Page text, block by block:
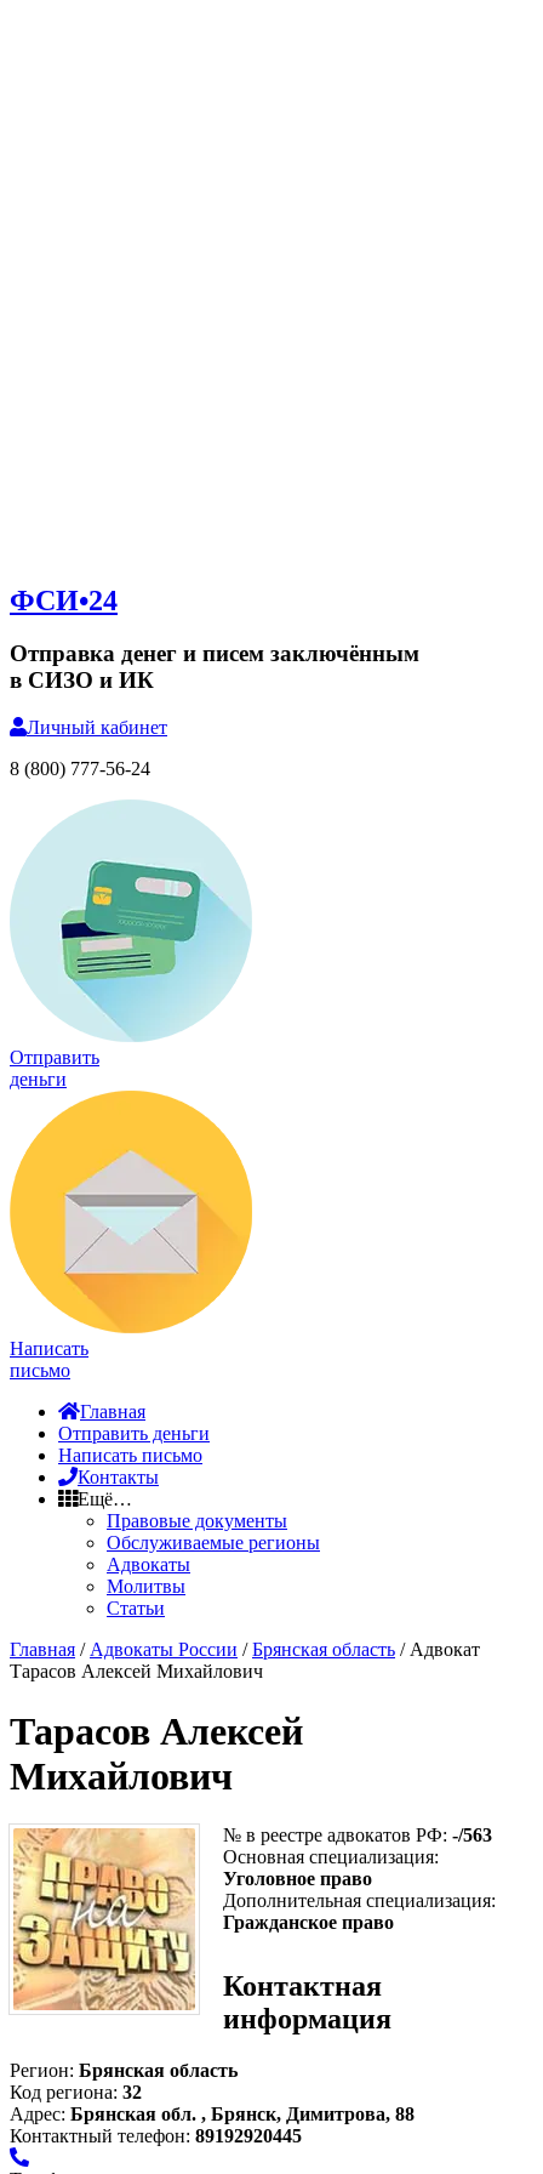
ФСИ•24
Отправка денег и писем заключённым
в СИЗО и ИК
Личный кабинет
8 (800) 777-56-24
Отправить
деньги
Написать
письмо
Главная
Отправить деньги
Написать письмо
Контакты
Ещё…
Правовые документы
Обслуживаемые регионы
Адвокаты
Молитвы
Статьи
Главная / Адвокаты России /Брянская область / Адвокат
Тарасов Алексей Михайлович
Тарасов Алексей
Михайлович
№ в реестре адвокатов РФ: -/563
Основная специализация:
Уголовное право
Дополнительная специализация:
Гражданское право
Контактная
информация
Регион: Брянская область
Код региона: 32
Адрес: Брянская обл. , Брянск, Димитрова, 88
Контактный телефон: 89192920445